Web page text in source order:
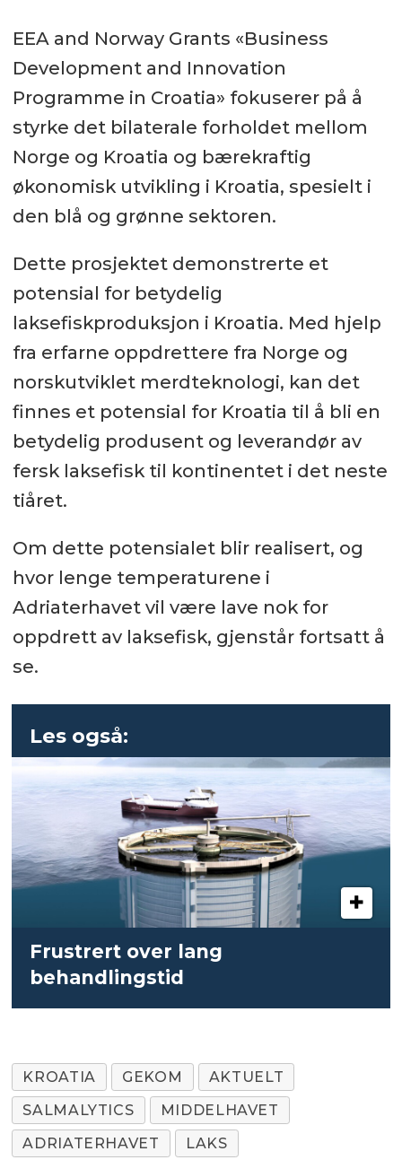
EEA and Norway Grants «Business
Development and Innovation
Programme in Croatia» fokuserer på å
styrke det bilaterale forholdet mellom
Norge og Kroatia og bærekraftig
økonomisk utvikling i Kroatia, spesielt i
den blå og grønne sektoren.
Dette prosjektet demonstrerte et
potensial for betydelig
laksefiskproduksjon i Kroatia. Med hjelp
fra erfarne oppdrettere fra Norge og
norskutviklet merdteknologi, kan det
finnes et potensial for Kroatia til å bli en
betydelig produsent og leverandør av
fersk laksefisk til kontinentet i det neste
tiåret.
Om dette potensialet blir realisert, og
hvor lenge temperaturene i
Adriaterhavet vil være lave nok for
oppdrett av laksefisk, gjenstår fortsatt å
se.
Les også:
Frustrert over lang
behandlingstid
KROATIA GEKOM
AKTUELT
SALMALYTICS
MIDDELHAVET
ADRIATERHAVET
LAKS